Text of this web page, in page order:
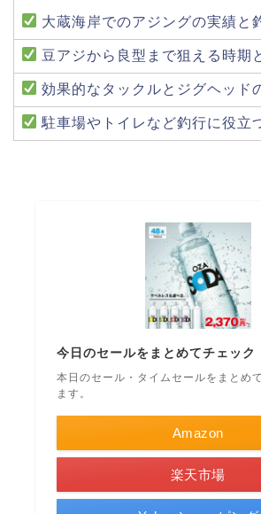
大蔵海岸でのアジングの実績と
豆アジから良型まで狙える時期
効果的なタックルとジグヘッド
駐車場やトイレなど釣行に役立
今日のセールをまとめてチェック
本日のセール・タイムセールをまとめ
ます。
Amazon
楽天市場